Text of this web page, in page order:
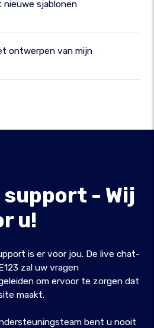
nieuwe sjablonen
ontwerpen van mijn
- Wij
u!
is er voor jou. De live chat-
zal uw vragen
om ervoor te zorgen dat
maakt.
bent u nooit